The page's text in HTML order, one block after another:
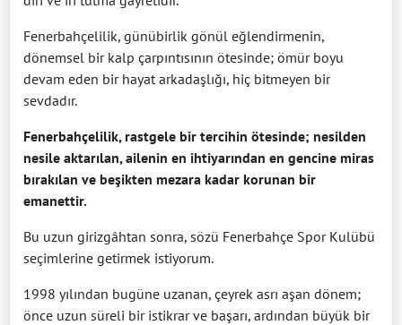
Fenerbahçelilik, günübirlik gönül eğlendirmenin,
dönemsel bir kalp çarpıntısının ötesinde; ömür boyu
devam eden bir hayat arkadaşlığı, hiç bitmeyen bir
sevdadır.
Fenerbahçelilik, rastgele bir tercihin ötesinde; nesilden
nesile aktarılan, ailenin en ihtiyarından en gencine miras
bırakılan ve beşikten mezara kadar korunan bir
emanettir.
Bu uzun girizgâhtan sonra, sözü Fenerbahçe Spor Kulübü
seçimlerine getirmek istiyorum.
1998 yılından bugüne uzanan, çeyrek asrı aşan dönem;
önce uzun süreli bir istikrar ve başarı, ardından büyük bir